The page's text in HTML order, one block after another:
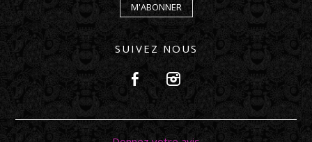
M'ABONNER
SUIVEZ NOUS